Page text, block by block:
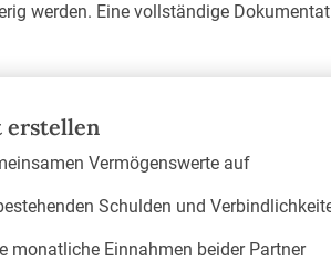
werden. Eine vollständige
erstellen
Vermögenswerte auf
Schulden und
monatliche Einnahmen beider Partner